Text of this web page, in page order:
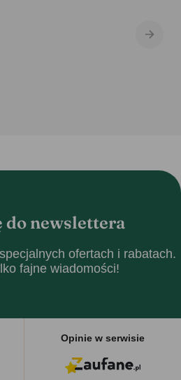
do newslettera
ofertach i rabatach.
fajne wiadomości!
Opinie w serwisie